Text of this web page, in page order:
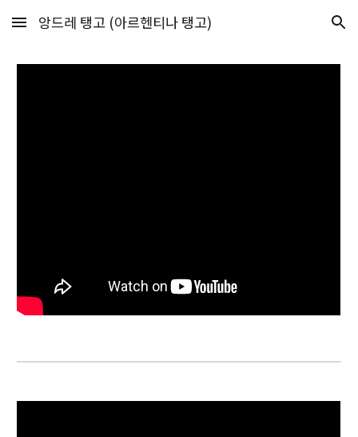
Skip to main content Skip to navigation
앙드레 탱고 (아르헨티나 탱고)